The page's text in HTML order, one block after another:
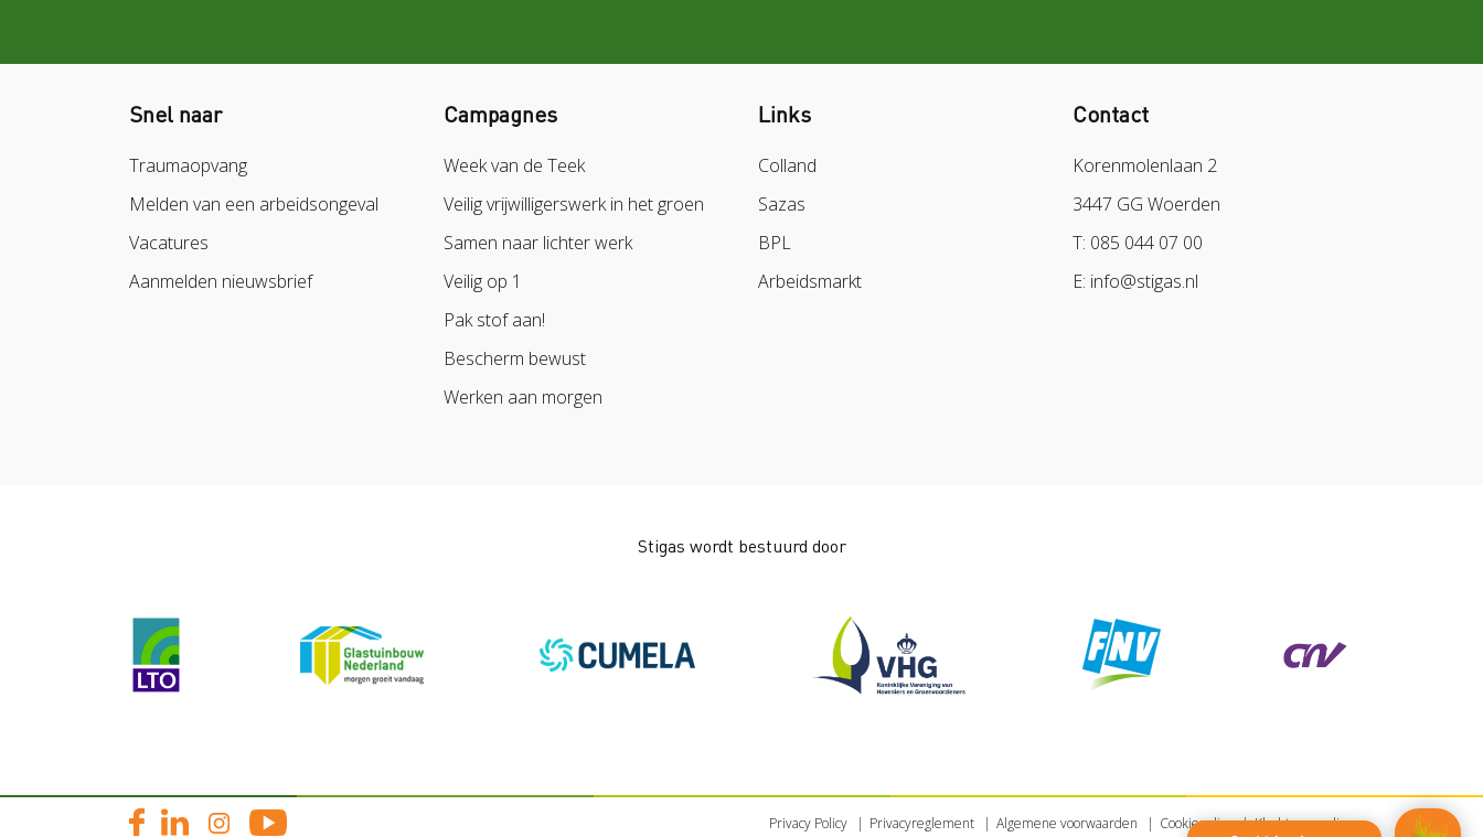
Snel naar
Traumaopvang
Melden van een arbeidsongeval
Vacatures
Aanmelden nieuwsbrief
Campagnes
Week van de Teek
Veilig vrijwilligerswerk in het groen
Samen naar lichter werk
Veilig op 1
Pak stof aan!
Bescherm bewust
Werken aan morgen
Links
Colland
Sazas
BPL
Arbeidsmarkt
Contact
Korenmolenlaan 2
3447 GG Woerden
T: 085 044 07 00
E: info@stigas.nl
Stigas wordt bestuurd door
Privacy Policy Privacyreglement Algemene voorwaarden Cookiepolicy Klachtenregeling